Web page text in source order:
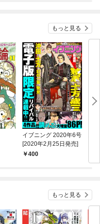
もっと見る
イブニング 2020年6号
[2020年2月25日発売]
400
もっと見る